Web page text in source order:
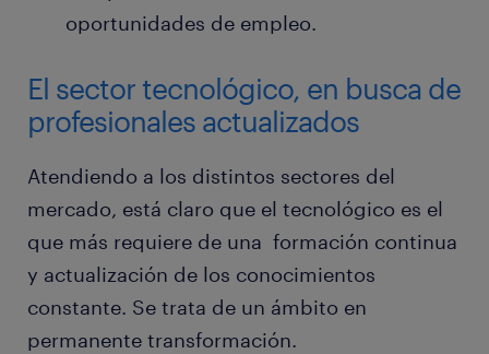
oportunidades de empleo.
El sector tecnológico, en busca de
profesionales actualizados
Atendiendo a los distintos sectores del
mercado, está claro que el tecnológico es el
que más requiere de una formación continua
y actualización de los conocimientos
constante. Se trata de un ámbito en
permanente transformación.